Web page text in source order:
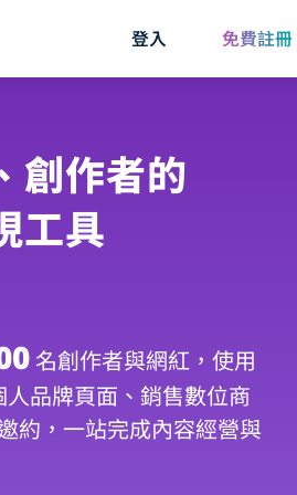
登入 免費註冊
創作者的
工具
名創作者與網紅，使用
品牌頁面、銷售數位商
約，一站完成內容經營與